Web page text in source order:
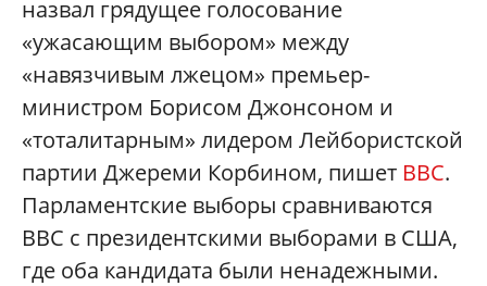
назвал грядущее голосование
«ужасающим выбором» между
«навязчивым лжецом» премьер-
министром Борисом Джонсоном и
«тоталитарным» лидером Лейбористской
партии Джереми Корбином, пишет BBC.
Парламентские выборы сравниваются
BBC с президентскими выборами в США,
где оба кандидата были ненадежными.